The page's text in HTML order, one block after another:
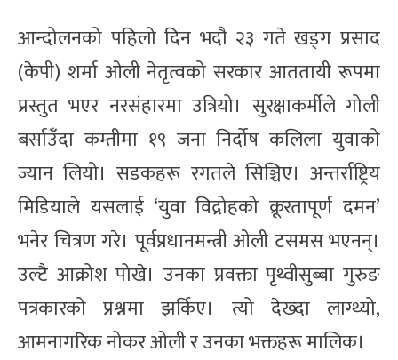
आन्दोलनको पहिलो दिन भदौ २३ गते खड्ग प्रसाद
(केपी) शर्मा ओली नेतृत्वको सरकार आततायी रूपमा
प्रस्तुत भएर नरसंहारमा उत्रियो। सुरक्षाकर्मीले गोली
बर्साउँदा कम्तीमा १९ जना निर्दोष कलिला युवाको
ज्यान लियो। सडकहरू रगतले सिञ्चिए। अन्तर्राष्ट्रिय
मिडियाले यसलाई ‘युवा विद्रोहको क्रूरतापूर्ण दमन’
भनेर चित्रण गरे। पूर्वप्रधानमन्त्री ओली टसमस भएनन्।
उल्टै आक्रोश पोखे। उनका प्रवक्ता पृथ्वीसुब्बा गुरुङ
पत्रकारको प्रश्नमा झर्किए। त्यो देख्दा लाग्थ्यो,
आमनागरिक नोकर ओली र उनका भक्तहरू मालिक।